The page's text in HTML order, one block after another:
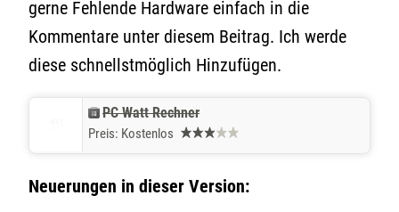
gerne Fehlende Hardware einfach in die
Kommentare unter diesem Beitrag. Ich werde
diese schnellstmöglich Hinzufügen.
PC Watt Rechner
Preis: Kostenlos
Neuerungen in dieser Version: